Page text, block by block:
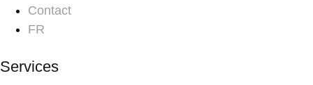
Contact
FR
Services